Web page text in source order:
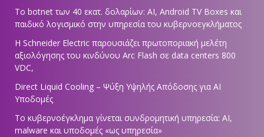
Το botnet των 40 εκατ. δολαρίων: AI, Android TV Boxes και
παιδικό λογισμικό στην υπηρεσία του κυβερνοεγκλήματος
Η Schneider Electric παρουσιάζει πρωτοποριακή μελέτη
αξιολόγησης του κινδύνου Arc Flash σε data centers 800
VDC,
Direct Liquid Cooling – Ψύξη Υψηλής Απόδοσης για AI
Υποδομές
Το κυβερνοέγκλημα γίνεται συνδρομητική υπηρεσία: AI,
malware και υποδομές «ως υπηρεσία»